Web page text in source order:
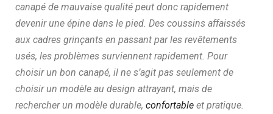
canapé de mauvaise qualité peut donc rapidement
devenir une épine dans le pied. Des coussins affaissés
aux cadres grinçants en passant par les revêtements
usés, les problèmes surviennent rapidement. Pour
choisir un bon canapé, il ne s’agit pas seulement de
choisir un modèle au design attrayant, mais de
rechercher un modèle durable, confortable et pratique.